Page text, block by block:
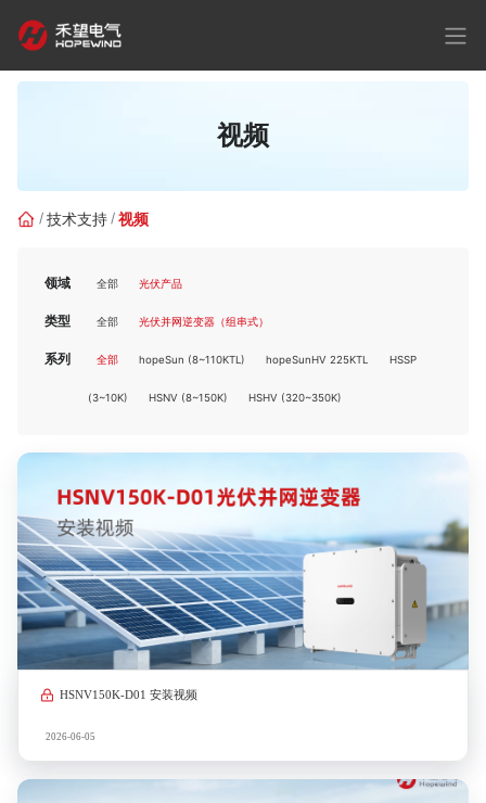
视频
技术支持 视频
领域 全部 光伏产品
类型 全部 光伏并网逆变器（组串式）
系列 全部 hopeSun (8~110KTL) hopeSunHV 225KTL HSSP
(3~10K) HSNV (8~150K) HSHV (320~350K)
HSNV150K-D01 安装视频
2026-06-05